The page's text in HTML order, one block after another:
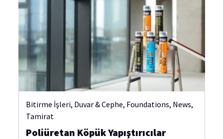
Bitirme İşleri, Duvar & Cephe, Foundations, News,
Tamirat
Poliüretan Köpük Yapıştırıcılar